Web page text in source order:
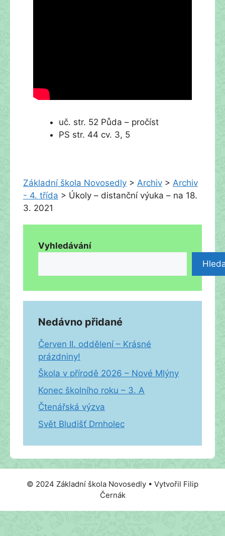
uč. str. 52 Půda – pročíst
PS str. 44 cv. 3, 5
Základní škola Novosedly > Archiv > Archiv
- 4. třída > Úkoly – distanční výuka – na 18.
3. 2021
Vyhledávání
Nedávno přidané
Červen II. oddělení – Krásné
prázdniny!
Škola v přírodě 2026 – Nové Mlýny
Konec školního roku – 3. A
Čtenářská výzva
Svět Bludišť Drnholec
© 2024 Základní škola Novosedly • Vytvořil Filip
Černák